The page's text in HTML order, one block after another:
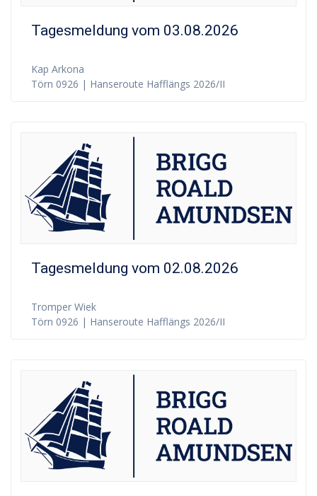
Tagesmeldung vom 03.08.2026
Kap Arkona
Törn 0926 | Hanseroute Hafflängs 2026/II
Tagesmeldung vom 02.08.2026
Tromper Wiek
Törn 0926 | Hanseroute Hafflängs 2026/II